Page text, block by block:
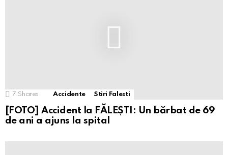
7 Shares Accidente Stiri Falesti
[FOTO] Accident la FĂLEȘTI: Un bărbat de 69
de ani a ajuns la spital